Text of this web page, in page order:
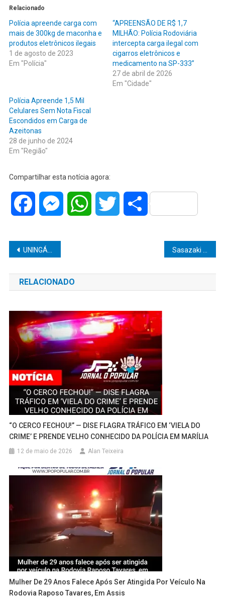
Relacionado
Polícia apreende carga com
mais de 300kg de maconha e
produtos eletrônicos ilegais
1 de agosto de 2023
Em "Polícia"
“APREENSÃO DE R$ 1,7
MILHÃO: Polícia Rodoviária
intercepta carga ilegal com
cigarros eletrônicos e
medicamento na SP-333”
27 de abril de 2026
Em "Cidade"
Polícia Apreende 1,5 Mil
Celulares Sem Nota Fiscal
Escondidos em Carga de
Azeitonas
28 de junho de 2024
Em "Região"
Compartilhar esta notícia agora:
Facebook MessengerWhatsAppTwitter Share
Navegação
de
Post
UNINGÁ, O MELHOR CENTRO UNIVERSITÁRIO DO PARANÁ, CHEGA À MARÍLIA Sasazaki conquista dois prêmios Top Of Mind
RELACIONADO
“O CERCO FECHOU!” — DISE FLAGRA TRÁFICO EM ‘VIELA DO
CRIME’ E PRENDE VELHO CONHECIDO DA POLÍCIA EM MARÍLIA
12 de maio de 2026 Alan Teixeira
Mulher De 29 Anos Falece Após Ser Atingida Por Veículo Na
Rodovia Raposo Tavares, Em Assis